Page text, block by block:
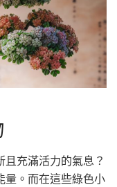
充滿活力的氣息？
量。而在這些綠色小